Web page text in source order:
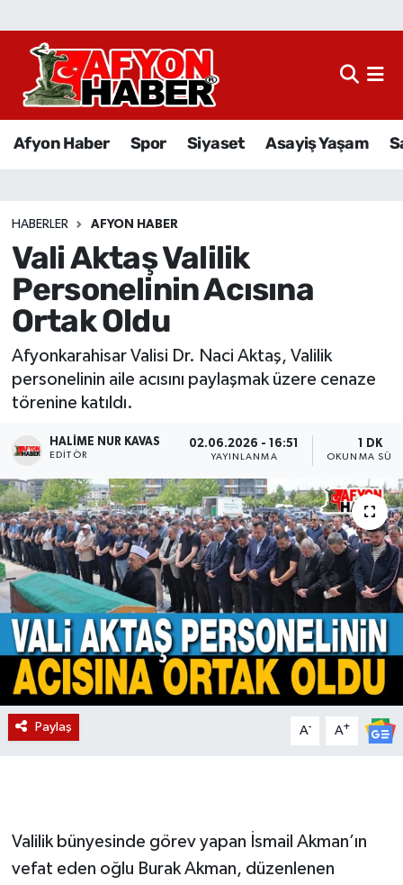
Afyon Haber Spor Siyaset Asayiş Yaşam
HABERLER AFYON HABER
Vali Aktaş Valilik
Personelinin Acısına
Ortak Oldu
Afyonkarahisar Valisi Dr. Naci Aktaş, Valilik
personelinin aile acısını paylaşmak üzere cenaze
törenine katıldı.
HALIME NUR KAVAS
EDITÖR
02.06.2026 - 16:51
YAYINLANMA
1 DK
OKUNMA
Paylaş A- A+
Valilik bünyesinde görev yapan İsmail Akman’ın
vefat eden oğlu Burak Akman, düzenlenen
Afyon Haber
Sağlık
Eğitim
Ekonomi
Magazin
Etkinlikler